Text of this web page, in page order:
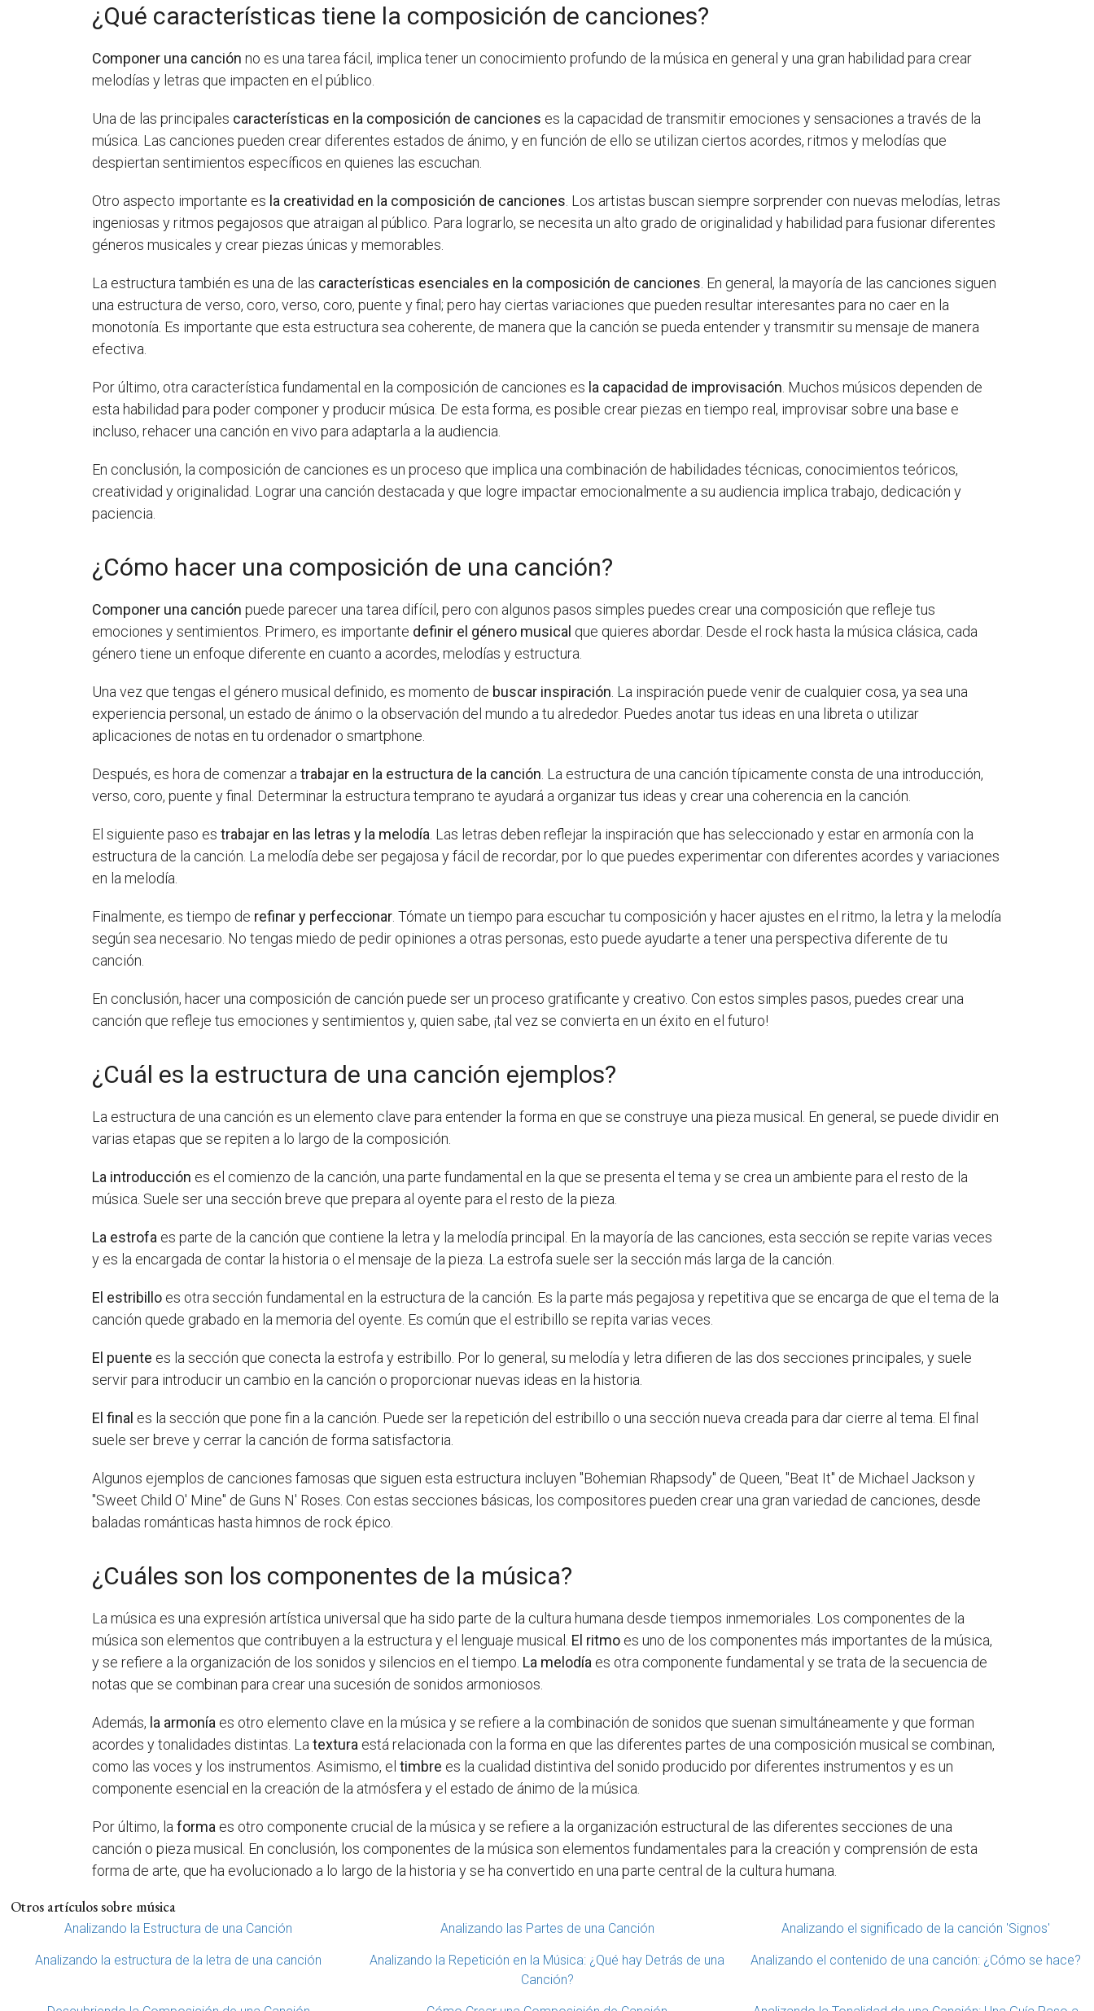
¿Qué características tiene la composición de canciones?
Componer una canción no es una tarea fácil, implica tener un conocimiento profundo de la música en general y una gran habilidad para crear
melodías y letras que impacten en el público.
Una de las principales características en la composición de canciones es la capacidad de transmitir emociones y sensaciones a través de la
música. Las canciones pueden crear diferentes estados de ánimo, y en función de ello se utilizan ciertos acordes, ritmos y melodías que
despiertan sentimientos específicos en quienes las escuchan.
Otro aspecto importante es la creatividad en la composición de canciones . Los artistas buscan siempre sorprender con nuevas melodías, letras
ingeniosas y ritmos pegajosos que atraigan al público. Para lograrlo, se necesita un alto grado de originalidad y habilidad para fusionar diferentes
géneros musicales y crear piezas únicas y memorables.
La estructura también es una de las características esenciales en la composición de canciones . En general, la mayoría de las canciones siguen
una estructura de verso, coro, verso, coro, puente y final; pero hay ciertas variaciones que pueden resultar interesantes para no caer en la
monotonía. Es importante que esta estructura sea coherente, de manera que la canción se pueda entender y transmitir su mensaje de manera
efectiva.
Por último, otra característica fundamental en la composición de canciones es la capacidad de improvisación . Muchos músicos dependen de
esta habilidad para poder componer y producir música. De esta forma, es posible crear piezas en tiempo real, improvisar sobre una base e
incluso, rehacer una canción en vivo para adaptarla a la audiencia.
En conclusión, la composición de canciones es un proceso que implica una combinación de habilidades técnicas, conocimientos teóricos,
creatividad y originalidad. Lograr una canción destacada y que logre impactar emocionalmente a su audiencia implica trabajo, dedicación y
paciencia.
¿Cómo hacer una composición de una canción?
Componer una canción puede parecer una tarea difícil, pero con algunos pasos simples puedes crear una composición que refleje tus
emociones y sentimientos. Primero, es importante definir el género musical que quieres abordar. Desde el rock hasta la música clásica, cada
género tiene un enfoque diferente en cuanto a acordes, melodías y estructura.
Una vez que tengas el género musical definido, es momento de buscar inspiración . La inspiración puede venir de cualquier cosa, ya sea una
experiencia personal, un estado de ánimo o la observación del mundo a tu alrededor. Puedes anotar tus ideas en una libreta o utilizar
aplicaciones de notas en tu ordenador o smartphone.
Después, es hora de comenzar atrabajar en la estructura de la canción . La estructura de una canción típicamente consta de una introducción,
verso, coro, puente y final. Determinar la estructura temprano te ayudará a organizar tus ideas y crear una coherencia en la canción.
El siguiente paso estrabajar en las letras y la melodía . Las letras deben reflejar la inspiración que has seleccionado y estar en armonía con la
estructura de la canción. La melodía debe ser pegajosa y fácil de recordar, por lo que puedes experimentar con diferentes acordes y variaciones
en la melodía.
Finalmente, es tiempo de refinar y perfeccionar . Tómate un tiempo para escuchar tu composición y hacer ajustes en el ritmo, la letra y la melodía
según sea necesario. No tengas miedo de pedir opiniones a otras personas, esto puede ayudarte a tener una perspectiva diferente de tu
canción.
En conclusión, hacer una composición de canción puede ser un proceso gratificante y creativo. Con estos simples pasos, puedes crear una
canción que refleje tus emociones y sentimientos y, quien sabe, ¡tal vez se convierta en un éxito en el futuro!
¿Cuál es la estructura de una canción ejemplos?
La estructura de una canción es un elemento clave para entender la forma en que se construye una pieza musical. En general, se puede dividir en
varias etapas que se repiten a lo largo de la composición.
La introducción es el comienzo de la canción, una parte fundamental en la que se presenta el tema y se crea un ambiente para el resto de la
música. Suele ser una sección breve que prepara al oyente para el resto de la pieza.
La estrofa es parte de la canción que contiene la letra y la melodía principal. En la mayoría de las canciones, esta sección se repite varias veces
y es la encargada de contar la historia o el mensaje de la pieza. La estrofa suele ser la sección más larga de la canción.
El estribillo es otra sección fundamental en la estructura de la canción. Es la parte más pegajosa y repetitiva que se encarga de que el tema de la
canción quede grabado en la memoria del oyente. Es común que el estribillo se repita varias veces.
El puente es la sección que conecta la estrofa y estribillo. Por lo general, su melodía y letra difieren de las dos secciones principales, y suele
servir para introducir un cambio en la canción o proporcionar nuevas ideas en la historia.
El final es la sección que pone fin a la canción. Puede ser la repetición del estribillo o una sección nueva creada para dar cierre al tema. El final
suele ser breve y cerrar la canción de forma satisfactoria.
Algunos ejemplos de canciones famosas que siguen esta estructura incluyen "Bohemian Rhapsody" de Queen, "Beat It" de Michael Jackson y
"Sweet Child O' Mine" de Guns N' Roses. Con estas secciones básicas, los compositores pueden crear una gran variedad de canciones, desde
baladas románticas hasta himnos de rock épico.
¿Cuáles son los componentes de la música?
La música es una expresión artística universal que ha sido parte de la cultura humana desde tiempos inmemoriales. Los componentes de la
música son elementos que contribuyen a la estructura y el lenguaje musical. El ritmo es uno de los componentes más importantes de la música,
y se refiere a la organización de los sonidos y silencios en el tiempo. La melodía es otra componente fundamental y se trata de la secuencia de
notas que se combinan para crear una sucesión de sonidos armoniosos.
Además, la armonía es otro elemento clave en la música y se refiere a la combinación de sonidos que suenan simultáneamente y que forman
acordes y tonalidades distintas. Latextura está relacionada con la forma en que las diferentes partes de una composición musical se combinan,
como las voces y los instrumentos. Asimismo, eltimbre es la cualidad distintiva del sonido producido por diferentes instrumentos y es un
componente esencial en la creación de la atmósfera y el estado de ánimo de la música.
Por último, laforma es otro componente crucial de la música y se refiere a la organización estructural de las diferentes secciones de una
canción o pieza musical. En conclusión, los componentes de la música son elementos fundamentales para la creación y comprensión de esta
forma de arte, que ha evolucionado a lo largo de la historia y se ha convertido en una parte central de la cultura humana.
Otros artículos sobre música
Analizando la Estructura de una Canción Analizando las Partes de una Canción Analizando el significado de la canción 'Signos'
Analizando la estructura de la letra de una canción
Analizando la Repetición en la Música: ¿Qué hay Detrás de una
Canción?
Analizando el contenido de una canción: ¿Cómo se hace?